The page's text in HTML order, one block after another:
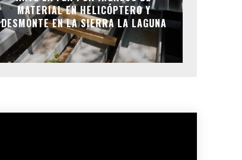
MATERIAL EN HELICÓPTERO Y
DESMONTE EN LA SIERRA LA LAGUNA